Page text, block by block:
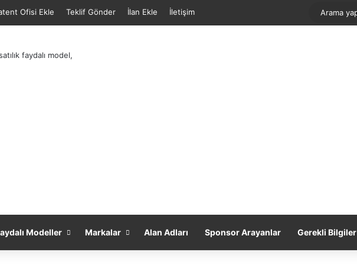
Ofisi Ekle Teklif Gönder İlan Ekle İletişim
Modeller Markalar Alan Adları Sponsor Arayanlar Gerekli Bilgiler